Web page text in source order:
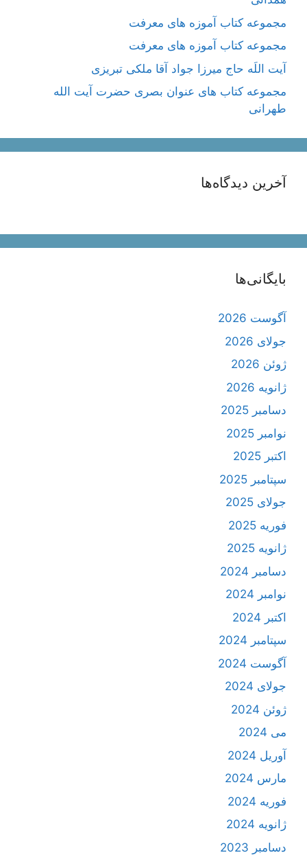
مجموعه کتاب آموزه های معرفت
مجموعه کتاب آموزه های معرفت
آیت اللَه حاج میرزا جواد آقا ملکی تبریزی
مجموعه کتاب های عنوان بصری حضرت آیت الله
طهرانی
آخرین دیدگاه‌ها
بایگانی‌ها
آگوست 2026
جولای 2026
ژوئن 2026
ژانویه 2026
دسامبر 2025
نوامبر 2025
اکتبر 2025
سپتامبر 2025
جولای 2025
فوریه 2025
ژانویه 2025
دسامبر 2024
نوامبر 2024
اکتبر 2024
سپتامبر 2024
آگوست 2024
جولای 2024
ژوئن 2024
می 2024
آوریل 2024
مارس 2024
فوریه 2024
ژانویه 2024
دسامبر 2023